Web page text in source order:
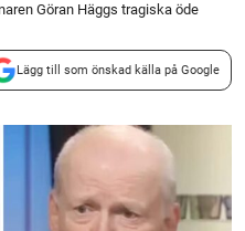
Göran Häggs tragiska öde
Lägg till som önskad källa på Google